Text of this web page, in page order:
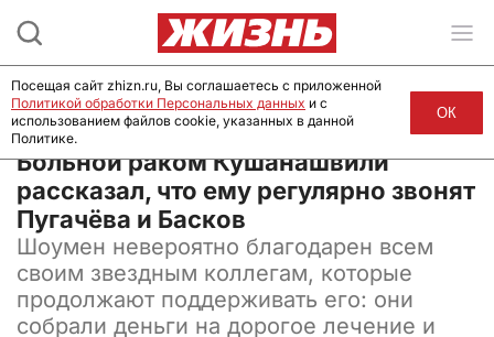
08 июля 2024, 11:30
Больной раком Кушанашвили
рассказал, что ему регулярно звонят
Пугачёва и Басков
Шоумен невероятно благодарен всем
своим звездным коллегам, которые
продолжают поддерживать его: они
собрали деньги на дорогое лечение и
Посещая сайт zhizn.ru, Вы соглашаетесь с приложенной
Политикой обработки Персональных данных и с
использованием файлов cookie, указанных в данной
Политике.
ОК